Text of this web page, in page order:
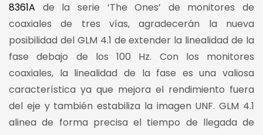
8361A de la serie ‘The Ones’ de monitores de
coaxiales de tres vías, agradecerán la nueva
posibilidad del GLM 4.1 de extender la linealidad de la
fase debajo de los 100 Hz. Con los monitores
coaxiales, la linealidad de la fase es una valiosa
característica ya que mejora el rendimiento fuera
del eje y también estabiliza la imagen UNF. GLM 4.1
alinea de forma precisa el tiempo de llegada de